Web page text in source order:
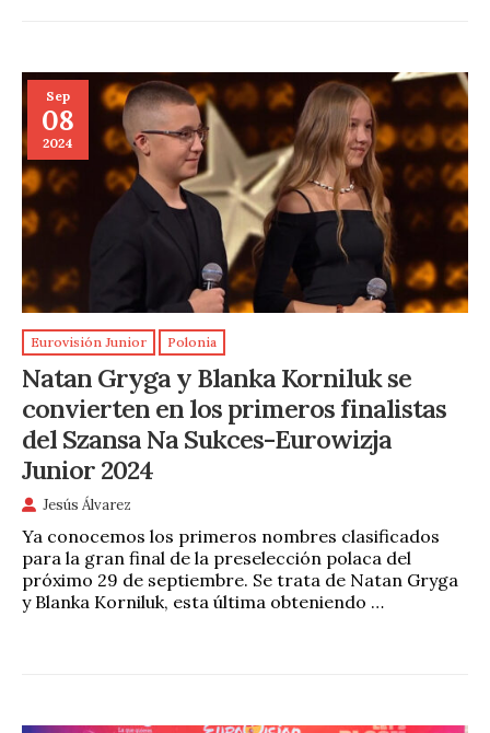
Sep
08
2024
Eurovisión Junior Polonia
Natan Gryga y Blanka Korniluk se
convierten en los primeros finalistas
del Szansa Na Sukces-Eurowizja
Junior 2024
Jesús Álvarez
Ya conocemos los primeros nombres clasificados
para la gran final de la preselección polaca del
próximo 29 de septiembre. Se trata de Natan Gryga
y Blanka Korniluk, esta última obteniendo …